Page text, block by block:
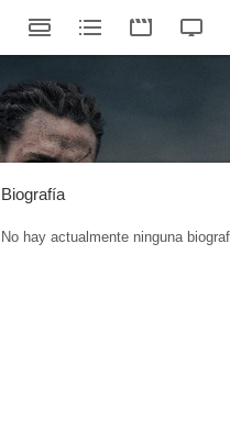
Biografía
No hay actualmente ninguna